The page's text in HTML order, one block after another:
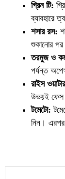
গ্রিন টি:
ব্যাবহারে
শসার রস:
শুকানোর
তরমুজ ও
পর্যন্ত
রাইস
উভয়ই ফেস
টমেটো:
নিন।